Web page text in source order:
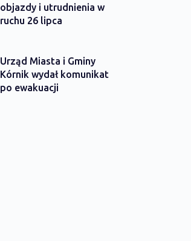
objazdy i utrudnienia w
ruchu 26 lipca
Urząd Miasta i Gminy
Kórnik wydał komunikat
po ewakuacji